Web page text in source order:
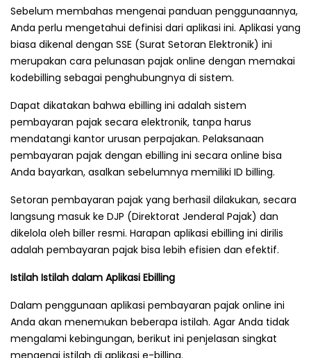
Sebelum membahas mengenai panduan penggunaannya,
Anda perlu mengetahui definisi dari aplikasi ini. Aplikasi yang
biasa dikenal dengan SSE (Surat Setoran Elektronik) ini
merupakan cara pelunasan pajak online dengan memakai
kodebilling sebagai penghubungnya di sistem.
Dapat dikatakan bahwa ebilling ini adalah sistem
pembayaran pajak secara elektronik, tanpa harus
mendatangi kantor urusan perpajakan. Pelaksanaan
pembayaran pajak dengan ebilling ini secara online bisa
Anda bayarkan, asalkan sebelumnya memiliki ID billing.
Setoran pembayaran pajak yang berhasil dilakukan, secara
langsung masuk ke DJP (Direktorat Jenderal Pajak) dan
dikelola oleh biller resmi. Harapan aplikasi ebilling ini dirilis
adalah pembayaran pajak bisa lebih efisien dan efektif.
Istilah Istilah dalam Aplikasi Ebilling
Dalam penggunaan aplikasi pembayaran pajak online ini
Anda akan menemukan beberapa istilah. Agar Anda tidak
mengalami kebingungan, berikut ini penjelasan singkat
mengenai istilah di aplikasi e-billing.